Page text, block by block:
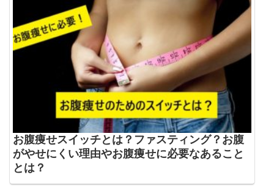
お腹痩せスイッチとは？ファスティング？お腹
がやせにくい理由やお腹痩せに必要なあること
とは？